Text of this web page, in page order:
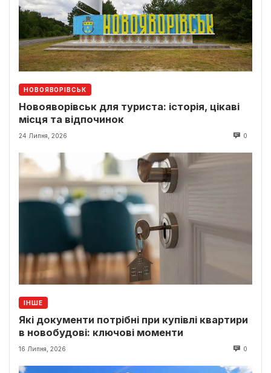
НОВОЯВОРІВСЬК
Новояворівськ для туриста: історія, цікаві
місця та відпочинок
24 Липня, 2026 0
ІНШЕ
Які документи потрібні при купівлі квартири
в новобудові: ключові моменти
16 Липня, 2026 0